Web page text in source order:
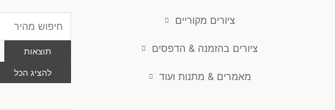
ציורים מקוריים
ציורים בהזמנה & הדפסים
מאמרים & מתנות ועוד
...
תוצאות
להציג הכל